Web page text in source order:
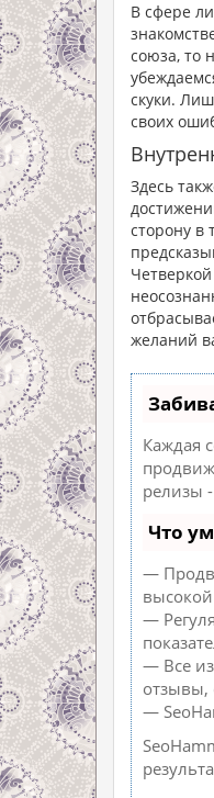
В сфере
союза, то
скуки.
своих
Здесь
сторону в
желаний
Каждая
релизы
Что
—
—
— Все
отзывы,
—